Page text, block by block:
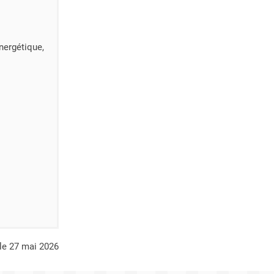
le 27 mai 2026